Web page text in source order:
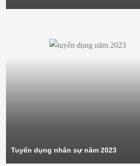
Tuyển dụng nhân sự năm 2023